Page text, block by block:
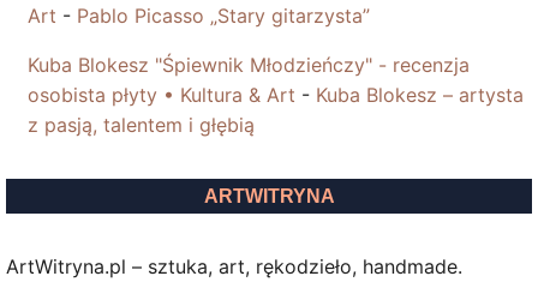
Art - Pablo Picasso „Stary gitarzysta”
Kuba Blokesz "Śpiewnik Młodzieńczy" - recenzja
osobista płyty • Kultura & Art - Kuba Blokesz – artysta
z pasją, talentem i głębią
ARTWITRYNA
ArtWitryna.pl – sztuka, art, rękodzieło, handmade.